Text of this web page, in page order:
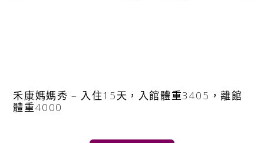
禾康媽媽秀 – 入住15天，入館體重3405，離館
體重4000